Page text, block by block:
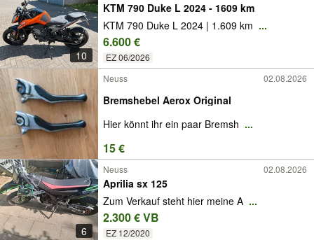
10
KTM 790 Duke L 2024 - 1609 km
KTM 790 Duke L 2024 | 1.609 km ...
6.600 €
EZ 06/2026
Neuss
02.08.2026
Bremshebel Aerox Original
Hier könnt ihr ein paar Bremsh ...
15 €
6
Neuss 02.08.2026
Aprilia sx 125
Zum Verkauf steht hier meine A ...
2.300 € VB
EZ 12/2020